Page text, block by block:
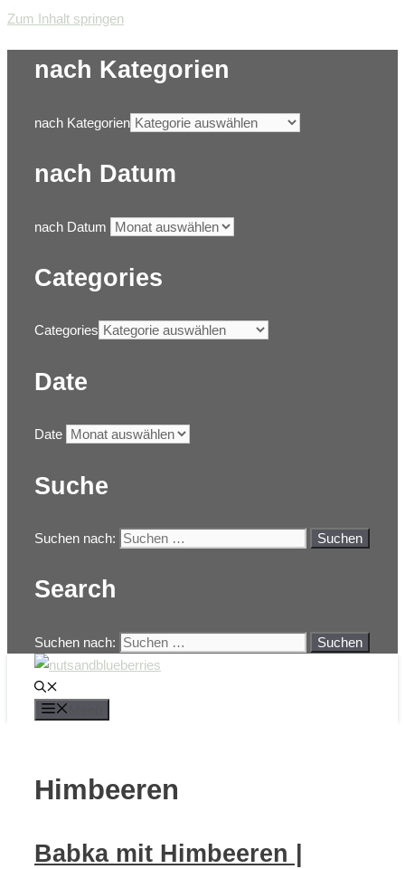
Zum Inhalt springen
nach Kategorien
nach Kategorien
nach Datum
nach Datum
Categories
Categories
Date
Date
Suche
Suchen nach:
Search
Suchen nach:
Himbeeren
Babka mit Himbeeren |